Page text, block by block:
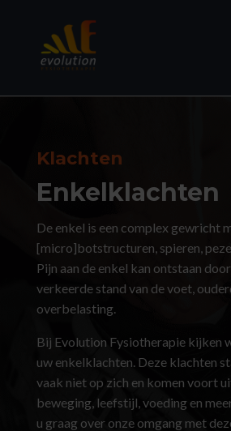
Klachten
Enkelklachten
De enkel is een complex gewricht
[micro]botstructuren, spieren,
Pijn aan de enkel kan ontstaan
verkeerde stand van de voet,
overbelasting.
Bij Evolution Fysiotherapie kijken
uw enkelklachten. Deze klachten
vaak niet op zich en komen voort
beweging, leefstijl, voeding en
u graag over onze omgang met